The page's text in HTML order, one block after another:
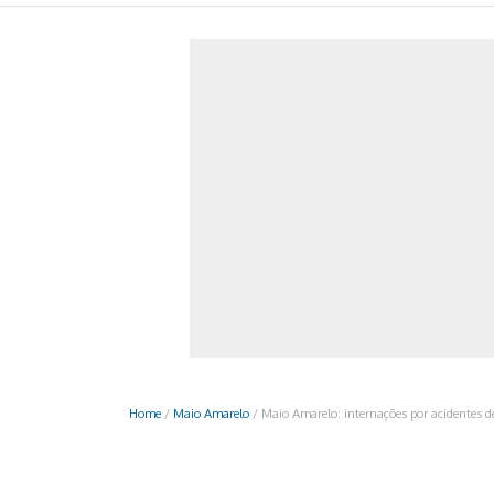
Home / Maio Amarelo / Maio Amarelo: internações por acidentes